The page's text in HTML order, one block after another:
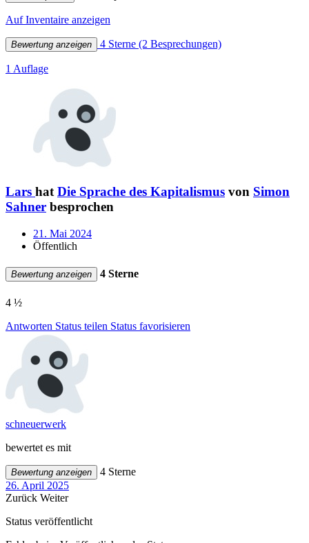
Auf Inventaire anzeigen
Bewertung anzeigen 4 Sterne (2 Besprechungen)
1 Auflage
Lars hatDie Sprache des Kapitalismus von Simon
Sahner besprochen
21. Mai 2024
Öffentlich
Bewertung anzeigen 4 Sterne
4 ½
Antworten Status teilen Status favorisieren
schneuerwerk
bewertet es mit
Bewertung anzeigen
4 Sterne
26. April 2025
Zurück Weiter
Status veröffentlicht